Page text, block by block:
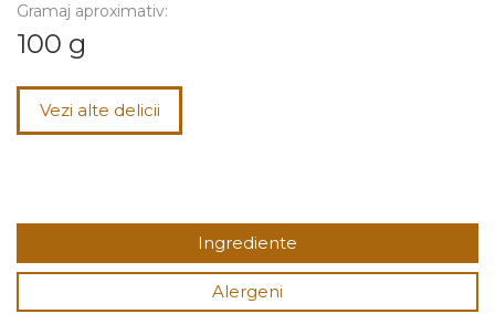
Gramaj aproximativ:
100 g
Vezi alte delicii
Ingrediente
Alergeni